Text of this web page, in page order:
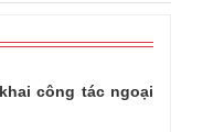
công tác ngoại